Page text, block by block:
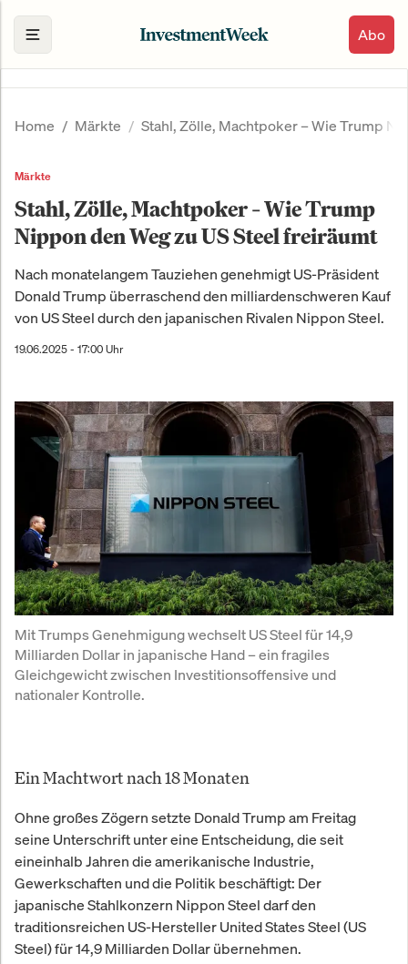
Abo
Home Märkte Stahl, Zölle, Machtpoker – Wie Trump
Märkte
Stahl, Zölle, Machtpoker – Wie Trump
Nippon den Weg zu US Steel freiräumt
Nach monatelangem Tauziehen genehmigt US-Präsident
Donald Trump überraschend den milliardenschweren Kauf
von US Steel durch den japanischen Rivalen Nippon Steel.
19.06.2025 - 17:00 Uhr
Mit Trumps Genehmigung wechselt US Steel für 14,9
Milliarden Dollar in japanische Hand – ein fragiles
Gleichgewicht zwischen Investitionsoffensive und
nationaler Kontrolle.
Ein Machtwort nach 18 Monaten
Ohne großes Zögern setzte Donald Trump am Freitag
seine Unterschrift unter eine Entscheidung, die seit
eineinhalb Jahren die amerikanische Industrie,
Gewerkschaften und die Politik beschäftigt: Der
japanische Stahlkonzern Nippon Steel darf den
traditionsreichen US-Hersteller United States Steel (US
Steel) für 14,9 Milliarden Dollar übernehmen.